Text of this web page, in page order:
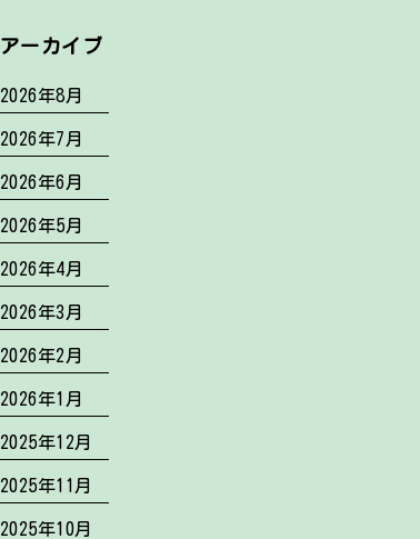
アーカイブ
2026年8月
2026年7月
2026年6月
2026年5月
2026年4月
2026年3月
2026年2月
2026年1月
2025年12月
2025年11月
2025年10月